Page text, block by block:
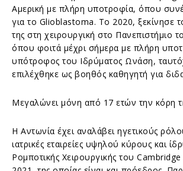
Αμερική με πλήρη υποτροφία, όπου
για το Glioblastoma. Το 2020, ξεκίνησε
της στη χειρουργική στο Πανεπιστήμιο
όπου φοιτά μέχρι σήμερα με πλήρη
υπότροφος του Ιδρύματος Ωνάση,
επιλέχθηκε ως βοηθός καθηγητή για
Μεγαλώνει μόνη από 17 ετών την κόρη
Η Αντωνία έχει αναλάβει ηγετικούς
ιατρικές εταιρείες υψηλού κύρους και
Ρομποτικής Χειρουργικής του